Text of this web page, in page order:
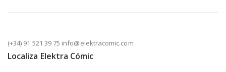
(+34) 91 521 39 75 info@elektracomic.com
Localiza Elektra Cómic